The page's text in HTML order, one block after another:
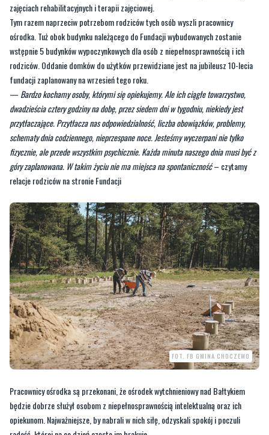
wstępnie 5 budynków wypoczynkowych dla osób z niepełnosprawnością i ich
rodziców. Oddanie domków do użytków przewidziane jest na jubileusz 10-lecia
fundacji zaplanowany na wrzesień tego roku.
—Bardzo kochamy osoby, którymi się opiekujemy. Ale ich ciągłe towarzystwo,
dwadzieścia cztery godziny na dobę, przez siedem dni w tygodniu, niekiedy jest
przytłaczające. Przytłacza nas odpowiedzialność, liczba obowiązków, problemy,
schematy dnia codziennego, nieprzespane noce. Jesteśmy wyczerpani nie tylko
fizycznie, ale przede wszystkim psychicznie. Każda minuta naszego dnia musi być z
góry zaplanowana. W takim życiu nie ma miejsca na spontaniczność– czytamy
relacje rodziców na stronie Fundacji
FOT. FB GMINA CHOCZEWO
Pracownicy ośrodka są przekonani, że ośrodek wytchnieniowy nad Bałtykiem
będzie dobrze służył osobom z niepełnosprawnością intelektualną oraz ich
radość, której na co dzień często im brakuje.